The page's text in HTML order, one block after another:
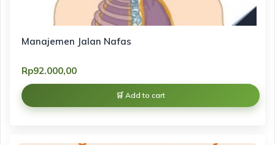
Manajemen Jalan Nafas
Rp92.000,00
Add to cart